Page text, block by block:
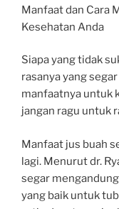
Manfaat dan Cara
Kesehatan Anda
Siapa yang tidak
rasanya yang
manfaatnya untuk
jangan ragu untuk
Manfaat jus buah
lagi. Menurut dr.
segar
yang baik untuk